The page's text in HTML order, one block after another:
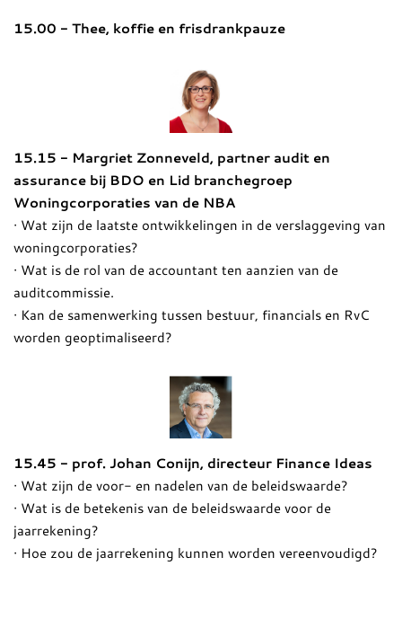
15.00 - Thee, koffie en frisdrankpauze
15.15 - Margriet Zonneveld, partner audit en
assurance bij BDO en Lid branchegroep
Woningcorporaties van de NBA
· Wat zijn de laatste ontwikkelingen in de verslaggeving van
woningcorporaties?
· Wat is de rol van de accountant ten aanzien van de
auditcommissie.
· Kan de samenwerking tussen bestuur, financials en RvC
worden geoptimaliseerd?
15.45 - prof. Johan Conijn, directeur Finance Ideas
· Wat zijn de voor- en nadelen van de beleidswaarde?
· Wat is de betekenis van de beleidswaarde voor de
jaarrekening?
· Hoe zou de jaarrekening kunnen worden vereenvoudigd?